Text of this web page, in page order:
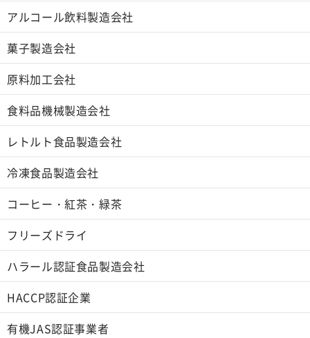
アルコール飲料製造会社
菓子製造会社
原料加工会社
食料品機械製造会社
レトルト食品製造会社
冷凍食品製造会社
コーヒー・紅茶・緑茶
フリーズドライ
ハラール認証食品製造会社
HACCP認証企業
有機JAS認証事業者